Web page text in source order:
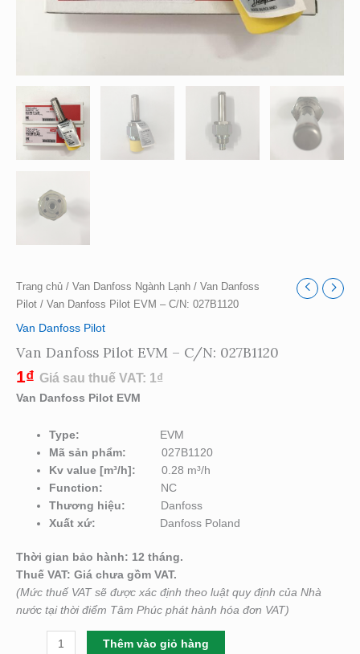
Trang chủ / Van Danfoss Ngành Lạnh / Van Danfoss
Pilot / Van Danfoss Pilot EVM – C/N: 027B1120
Van Danfoss Pilot
Van Danfoss Pilot EVM – C/N: 027B1120
1₫ Giá sau thuế VAT: 1 ₫
Van Danfoss Pilot EVM
Type: EVM
Mã sản phẩm:027B1120
Kv value [m³/h]:
0.28 m³/h
Function: NC
Thương hiệu: Danfoss
Xuất xứ: Danfoss Poland
Thời gian bảo hành: 12 tháng.
Thuế VAT: Giá chưa gồm VAT.
(Mức thuế VAT sẽ được xác định theo luật quy định của Nhà
nước tại thời điểm Tâm Phúc phát hành hóa đơn VAT)
Thêm vào giỏ hàng